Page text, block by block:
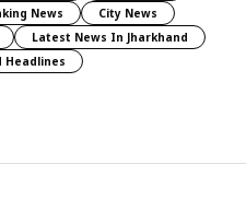
News
City News
Latest News In Jharkhand
Headlines